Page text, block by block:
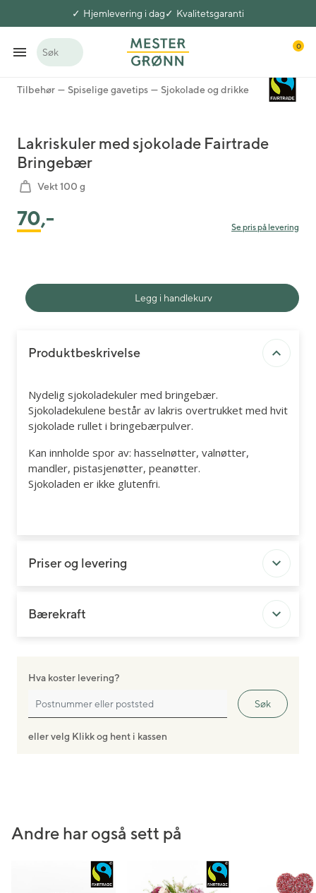
Hjemlevering i dag Kvalitetsgaranti
Søk
0
Tilbehør Spiselige gavetips Sjokolade og drikke
Lakriskuler med sjokolade Fairtrade
Bringebær
Vekt 100 g
70,- Se pris på levering
Legg i handlekurv
Produktbeskrivelse
Nydelig sjokoladekuler med bringebær.
Sjokoladekulene består av lakris overtrukket med hvit
sjokolade rullet i bringebærpulver.
Kan innholde spor av: hasselnøtter, valnøtter,
mandler, pistasjenøtter, peanøtter.
Sjokoladen er ikke glutenfri.
Priser og levering
Bærekraft
Hva koster levering?
Søk
eller velg Klikk og hent i kassen
Andre har også sett på